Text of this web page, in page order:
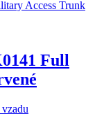
Full